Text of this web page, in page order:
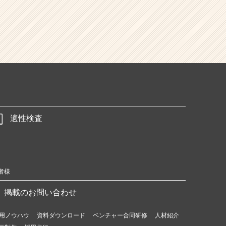
適性検査
様
掲載のお問い合わせ
ノウハウ 資料ダウンロード ベンチャー合同研修
人材紹介